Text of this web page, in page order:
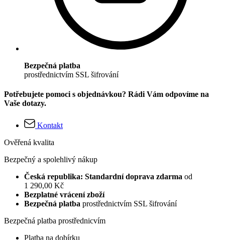
Bezpečná platba
prostřednictvím SSL šifrování
Potřebujete pomoci s objednávkou? Rádi Vám odpovíme na
Vaše dotazy.
Kontakt
Ověřená kvalita
Bezpečný a spolehlivý nákup
Česká republika: Standardní doprava zdarma od
1 290,00 Kč
Bezplatné vrácení zboží
Bezpečná platba prostřednictvím SSL šifrování
Bezpečná platba prostřednicvím
Platba na dobírku